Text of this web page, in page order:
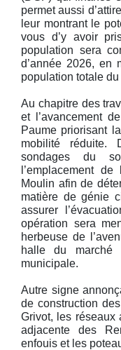
permet aussi
leur montrant le
vous d’y avoir
population sera
d’année 2026, en
population totale du
Au chapitre des
et l’avancement
Paume priorisant
mobilité réduite.
sondages du
l’emplacement
Moulin afin de
matière de génie
assurer
opération sera
herbeuse de
halle du
municipale.
Autre signe
de construction
Grivot, les réseaux
adjacente des
enfouis et les